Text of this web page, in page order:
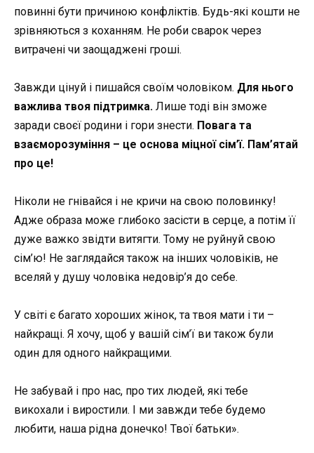
повинні бути причиною конфліктів. Будь-які кошти не
зрівняються з коханням. Не роби сварок через
витрачені чи заощаджені гроші.
Завжди цінуй і пишайся своїм чоловіком. Для нього
важлива твоя підтримка. Лише тоді він зможе
заради своєї родини і гори знести. Повага та
взаєморозуміння – це основа міцної сім’ї. Пам’ятай
про це!
Ніколи не гнівайся і не кричи на свою половинку!
Адже образа може глибоко засісти в серце, а потім її
дуже важко звідти витягти. Тому не руйнуй свою
сім’ю! Не заглядайся також на інших чоловіків, не
вселяй у душу чоловіка недовір’я до себе.
У світі є багато хороших жінок, та твоя мати і ти –
найкращі. Я хочу, щоб у вашій сім’ї ви також були
один для одного найкращими.
Не забувай і про нас, про тих людей, які тебе
викохали і виростили. І ми завжди тебе будемо
любити, наша рідна донечко! Твої батьки».